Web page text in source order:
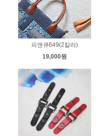
피앤큐649(2칼라)
19,000원